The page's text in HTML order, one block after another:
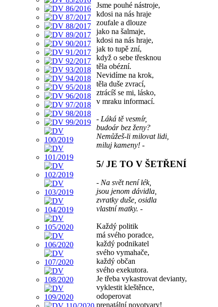
Jsme pouhé nástroje,
kdosi na nás hraje
zoufale a dlouze
jako na šalmaje,
kdosi na nás hraje,
jak to tupě zní,
když o sebe třesknou
těla obézní.
Nevidíme na krok,
těla duše zvrací,
ztrácíš se mi, lásko,
v mraku informací.
- Láká tě vesmír,
budoár bez ženy?
Nemůžeš-li milovat lidi,
miluj kameny! -
5/ JE TO V ŠETŘENÍ
- Na svět není lék,
jsou jenom dávidla,
zvratky duše, osidla
vlastní matky. -
Každý politik
má svého poradce,
každý podnikatel
svého vymahače,
každý občan
svého exekutora.
Je třeba vykastrovat devianty,
vyklestit kleštěnce,
odoperovat
prenatální novotvary!